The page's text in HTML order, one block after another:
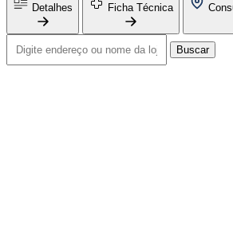
Detalhes Ficha Técnica
Buscar